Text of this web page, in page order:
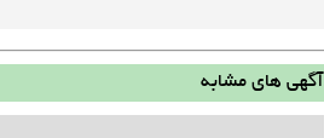
آگهی های مشابه